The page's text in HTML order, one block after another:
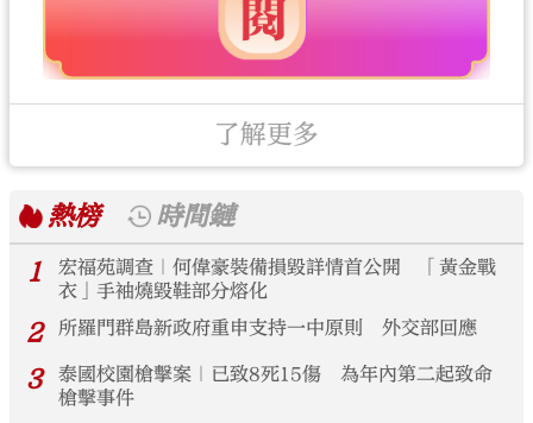
了解更多
熱榜
時間鏈
1
宏福苑調查｜何偉豪裝備損毀詳情首公開 「黃金戰
衣」手袖燒毀鞋部分熔化
2 所羅門群島新政府重申支持一中原則 外交部回應
3
泰國校園槍擊案｜已致8死15傷 為年內第二起致命
槍擊事件